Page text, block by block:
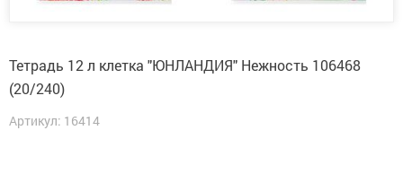
Тетрадь 12 л клетка "ЮНЛАНДИЯ" Нежность 106468
(20/240)
Артикул: 16414